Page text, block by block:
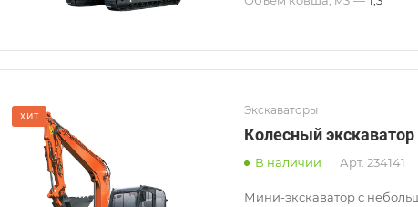
ХИТ Экскаваторы
Колесный экскаватор
В наличии Арт. 234141
Мини-экскаватор с